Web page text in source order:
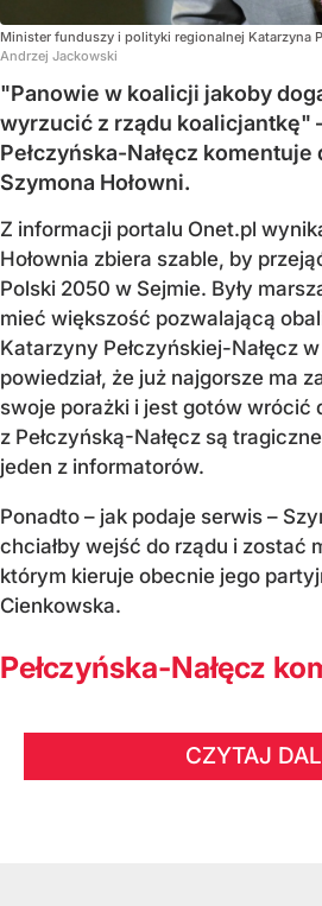
Minister funduszy i polityki regionalnej Katarzyna
Andrzej Jackowski
"Panowie w koalicji jakoby
wyrzucić z rządu koalicjantkę"
Pełczyńska-Nałęcz
Szymona Hołowni.
Z informacji portalu Onet.pl
Hołownia zbiera szable, by
Polski 2050 w Sejmie. Były
mieć większość pozwalającą
Katarzyny Pełczyńskiej-Nałęcz
powiedział, że już najgorsze ma
swoje porażki i jest gotów wrócić
z Pełczyńską-Nałęcz są
jeden z informatorów.
Ponadto – jak podaje serwis –
chciałby wejść do rządu i zostać
którym kieruje obecnie jego
Cienkowska.
Pełczyńska-Nałęcz
CZYTAJ